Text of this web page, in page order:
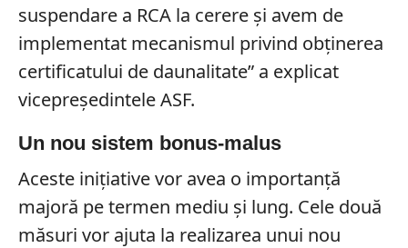
suspendare a RCA la cerere și avem de
implementat mecanismul privind obținerea
certificatului de daunalitate” a explicat
vicepreședintele ASF.
Un nou sistem bonus-malus
Aceste inițiative vor avea o importanță
majoră pe termen mediu și lung. Cele două
măsuri vor ajuta la realizarea unui nou